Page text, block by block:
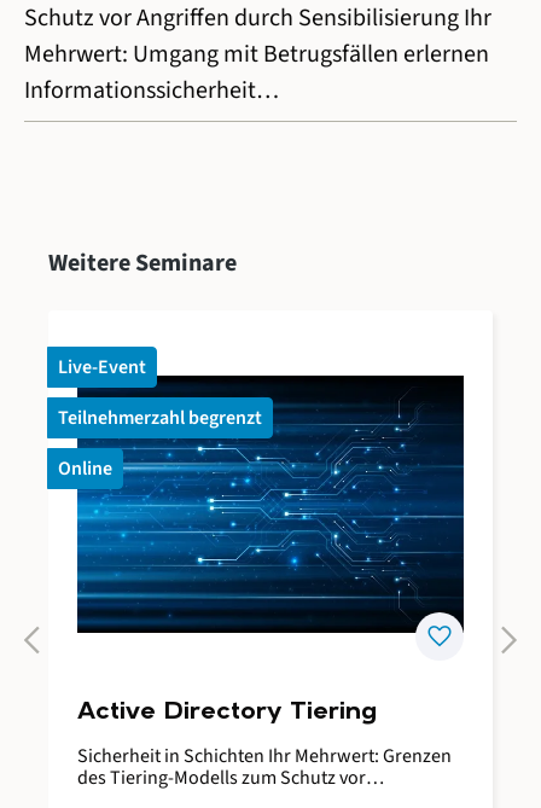
Schutz vor Angriffen durch Sensibilisierung Ihr
Mehrwert: Umgang mit Betrugsfällen erlernen
Informationssicherheit…
Produktgalerie überspringen
Weitere Seminare
Live-Event
Teilnehmerzahl begrenzt
Online
favorite
Active Directory Tiering
Sicherheit in Schichten Ihr Mehrwert: Grenzen
des Tiering-Modells zum Schutz vor
keyboard_arrow_left keyboard_arrow_right